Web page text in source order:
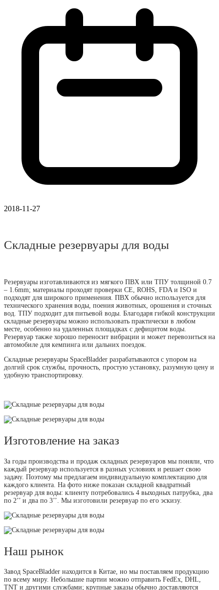
2018-11-27
Складные резервуары для воды
Резервуары изготавливаются из мягкого ПВХ или ТПУ толщиной 0.7
– 1.6mm; материалы проходят проверки CE, ROHS, FDA и ISO и
подходят для широкого применения. ПВХ обычно используется для
технического хранения воды, поения животных, орошения и сточных
вод. ТПУ подходит для питьевой воды. Благодаря гибкой конструкции
складные резервуары можно использовать практически в любом
месте, особенно на удаленных площадках с дефицитом воды.
Резервуар также хорошо переносит вибрации и может перевозиться на
автомобиле для кемпинга или дальних поездок.
Складные резервуары SpaceBladder разрабатываются с упором на
долгий срок службы, прочность, простую установку, разумную цену и
удобную транспортировку.
Изготовление на заказ
За годы производства и продаж складных резервуаров мы поняли, что
каждый резервуар используется в разных условиях и решает свою
задачу. Поэтому мы предлагаем индивидуальную комплектацию для
каждого клиента. На фото ниже показан складной квадратный
резервуар для воды: клиенту потребовались 4 выходных патрубка, два
по 2’’ и два по 3’’. Мы изготовили резервуар по его эскизу.
Наш рынок
Завод SpaceBladder находится в Китае, но мы поставляем продукцию
по всему миру. Небольшие партии можно отправить FedEx, DHL,
TNT и другими службами; крупные заказы обычно доставляются